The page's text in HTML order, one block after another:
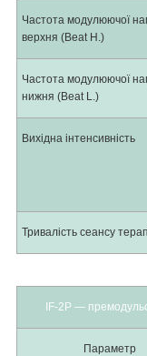
Частота модулюючої
верхня (Beat H.)
Частота модулюючої
нижня (Beat L.)
Вихідна інтенсивність
Тривалість сеансу
IF-2P ―
Параметр